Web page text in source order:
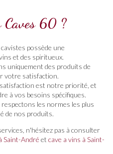
Caves 60 ?
possède une
et des spiritueux.
uniquement des produits de
votre satisfaction.
est notre priorité, et
à vos besoins spécifiques.
respectons les normes les plus
de nos produits.
n'hésitez pas à consulter
Saint-André et cave a vins à Saint-